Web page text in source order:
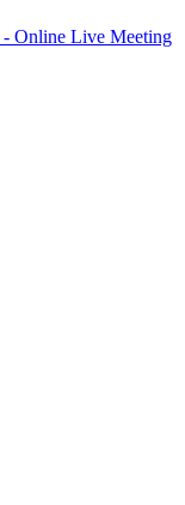
- Online Live Meeting